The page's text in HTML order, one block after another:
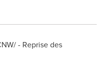
- Reprise des